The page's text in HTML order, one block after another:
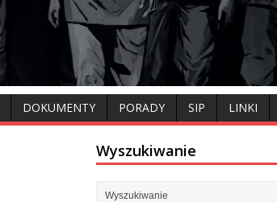
DOKUMENTY PORADY SIP LINKI
Wyszukiwanie